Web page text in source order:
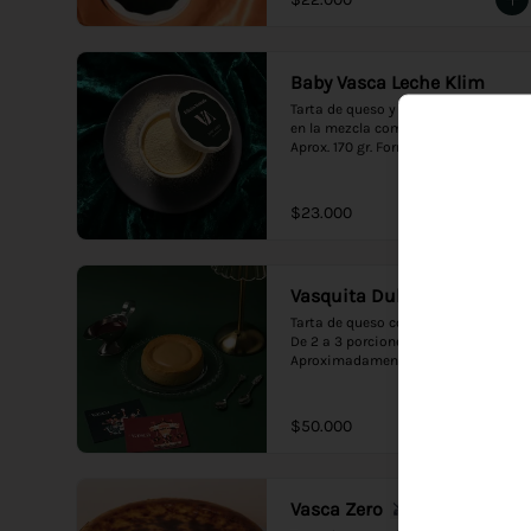
Baby Vasca Leche Klim
Tarta de queso y leche Klim, tanto
en la mezcla como en el topping.
Aprox. 170 gr. Formato individual.
$23.000
Vasquita Dulce de Leche
Tarta de queso con dulce de leche.
De 2 a 3 porciones.
Aproximadamente 390 gramos.
$50.000
Vasca Zero